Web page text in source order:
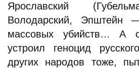
Ярославский
Володарский, Эпштейн
массовых убийств… А
устроил геноцид
других народов тоже,